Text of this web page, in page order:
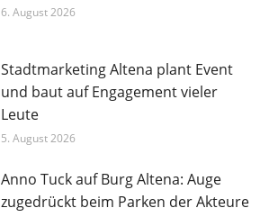
6. August 2026
Stadtmarketing Altena plant Event
und baut auf Engagement vieler
Leute
5. August 2026
Anno Tuck auf Burg Altena: Auge
zugedrückt beim Parken der Akteure